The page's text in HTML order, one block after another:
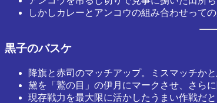
しかしカレーとアンコウの組み合わせって
黒子のバスケ
降旗と赤司のマッチアップ。ミスマッチか
黛を「鷲の目」の伊月にマークさせ、さら
現存戦力を最大限に活かしたうまい作戦だ